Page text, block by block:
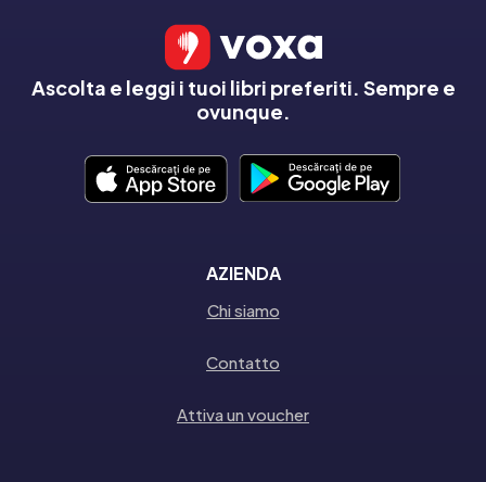
Ascolta e leggi i tuoi libri preferiti. Sempre e
ovunque.
AZIENDA
Chi siamo
Contatto
Attiva un voucher